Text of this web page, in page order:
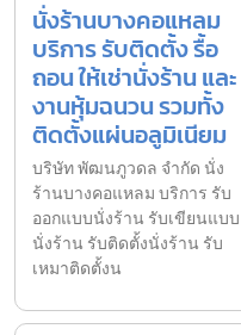
นั่งร้านบางคอแหลม
บริการ รับติดตั้ง รื้อ
ถอน ให้เช่านั่งร้าน และ
งานหุ้มฉนวน รวมทั้ง
ติดตั้งแผ่นอลูมิเนียม
บริษัท พัฒนภูวดล จำกัด นั่ง
ร้านบางคอแหลม บริการ รับ
ออกแบบนั่งร้าน รับเขียนแบบ
นั่งร้าน รับติดตั้งนั่งร้าน รับ
เหมาติดตั้งน